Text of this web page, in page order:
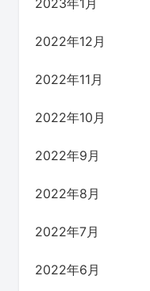
2022年12月
2022年11月
2022年10月
2022年9月
2022年8月
2022年7月
2022年6月